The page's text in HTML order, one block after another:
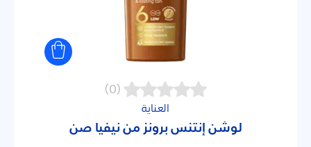
(0)
العناية
لوشن إنتنس برونز من نيفيا صن